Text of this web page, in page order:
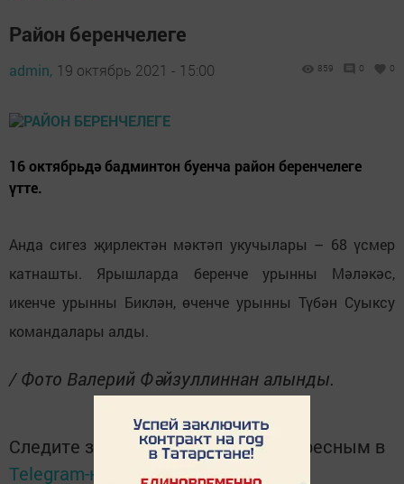
Район беренчелеге
admin, 19 октябрь 2021 - 15:00 859 0 0
16 октябрьдә бадминтон буенча район беренчелеге
үтте.
Анда сигез җирлектән мәктәп укучылары – 68 үсмер
катнашты. Ярышларда беренче урынны Мәләкәс,
икенче урынны Биклән, өченче урынны Түбән Суыксу
командалары алды.
/ Фото Валерий Фәйзуллиннан алынды.
Следите за самым важным и интересным в
Telegram-каналеТатмедиа